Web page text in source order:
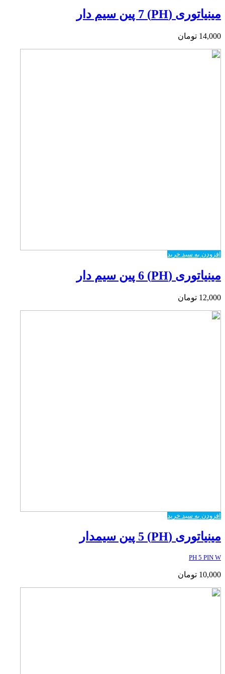
مینیاتوری (PH) 7 پین سیم دار
14,000 تومان
افزودن به سبد خرید
مینیاتوری (PH) 6 پین سیم دار
12,000 تومان
افزودن به سبد خرید
مینیاتوری (PH) 5 پین سیمدار
PH 5 PIN W
10,000 تومان